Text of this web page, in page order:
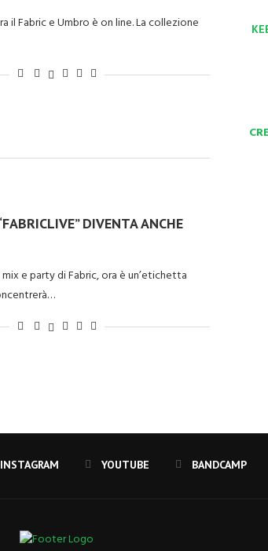
il Fabric e Umbro è on line. La collezione
DIVENTA ANCHE
mix e party di Fabric, ora è un’etichetta
INSTAGRAM YOUTUBE